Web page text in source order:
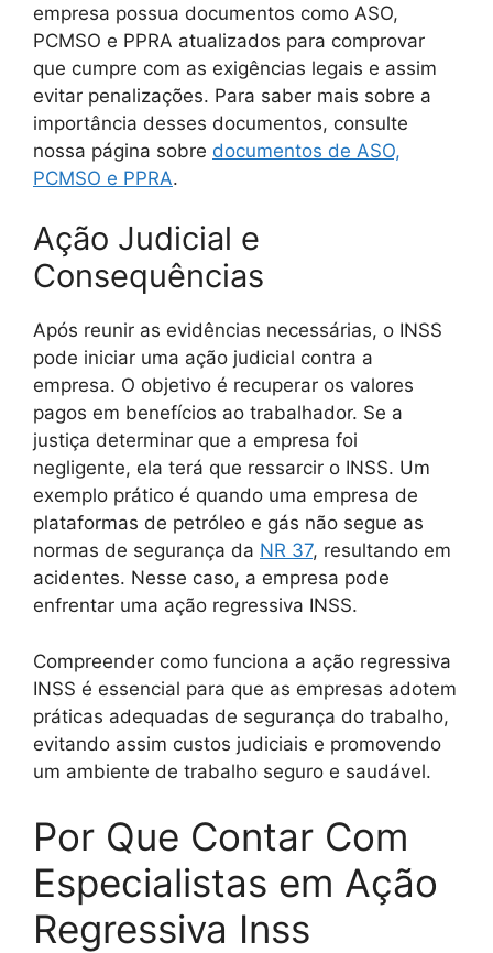
empresa possua documentos como ASO,
PCMSO e PPRA atualizados para comprovar
que cumpre com as exigências legais e assim
evitar penalizações. Para saber mais sobre a
importância desses documentos, consulte
nossa página sobre documentos de ASO,
PCMSO e PPRA.
Ação Judicial e
Consequências
Após reunir as evidências necessárias, o INSS
pode iniciar uma ação judicial contra a
empresa. O objetivo é recuperar os valores
pagos em benefícios ao trabalhador. Se a
justiça determinar que a empresa foi
negligente, ela terá que ressarcir o INSS. Um
exemplo prático é quando uma empresa de
plataformas de petróleo e gás não segue as
normas de segurança da NR 37, resultando em
acidentes. Nesse caso, a empresa pode
enfrentar uma ação regressiva INSS.
Compreender como funciona a ação regressiva
INSS é essencial para que as empresas adotem
práticas adequadas de segurança do trabalho,
evitando assim custos judiciais e promovendo
um ambiente de trabalho seguro e saudável.
Por Que Contar Com
Especialistas em Ação
Regressiva Inss